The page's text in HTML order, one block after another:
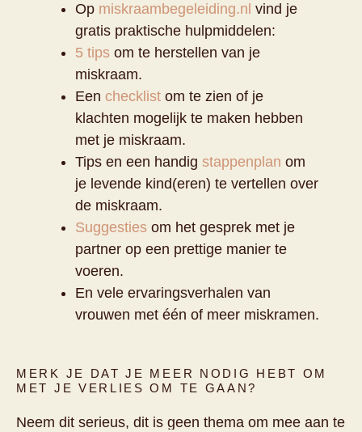
Op miskraambegeleiding.nl vind je
gratis praktische hulpmiddelen:
5 tips om te herstellen van je
miskraam.
Een checklistom te zien of je
klachten mogelijk te maken hebben
met je miskraam.
Tips en een handig stappenplan om
je levende kind(eren) te vertellen over
de miskraam.
Suggestiesom het gesprek met je
partner op een prettige manier te
voeren.
En vele ervaringsverhalen van
vrouwen met één of meer miskramen.
MERK JE DAT JE MEER NODIG HEBT OM
MET JE VERLIES OM TE GAAN?
Neem dit serieus, dit is geen thema om mee aan te